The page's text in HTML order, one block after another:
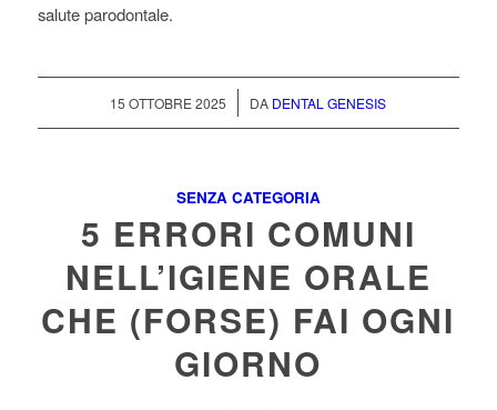
salute parodontale.
15 OTTOBRE 2025
/ DA DENTAL GENESIS
SENZA CATEGORIA
5 ERRORI COMUNI
NELL’IGIENE ORALE
CHE (FORSE) FAI OGNI
GIORNO